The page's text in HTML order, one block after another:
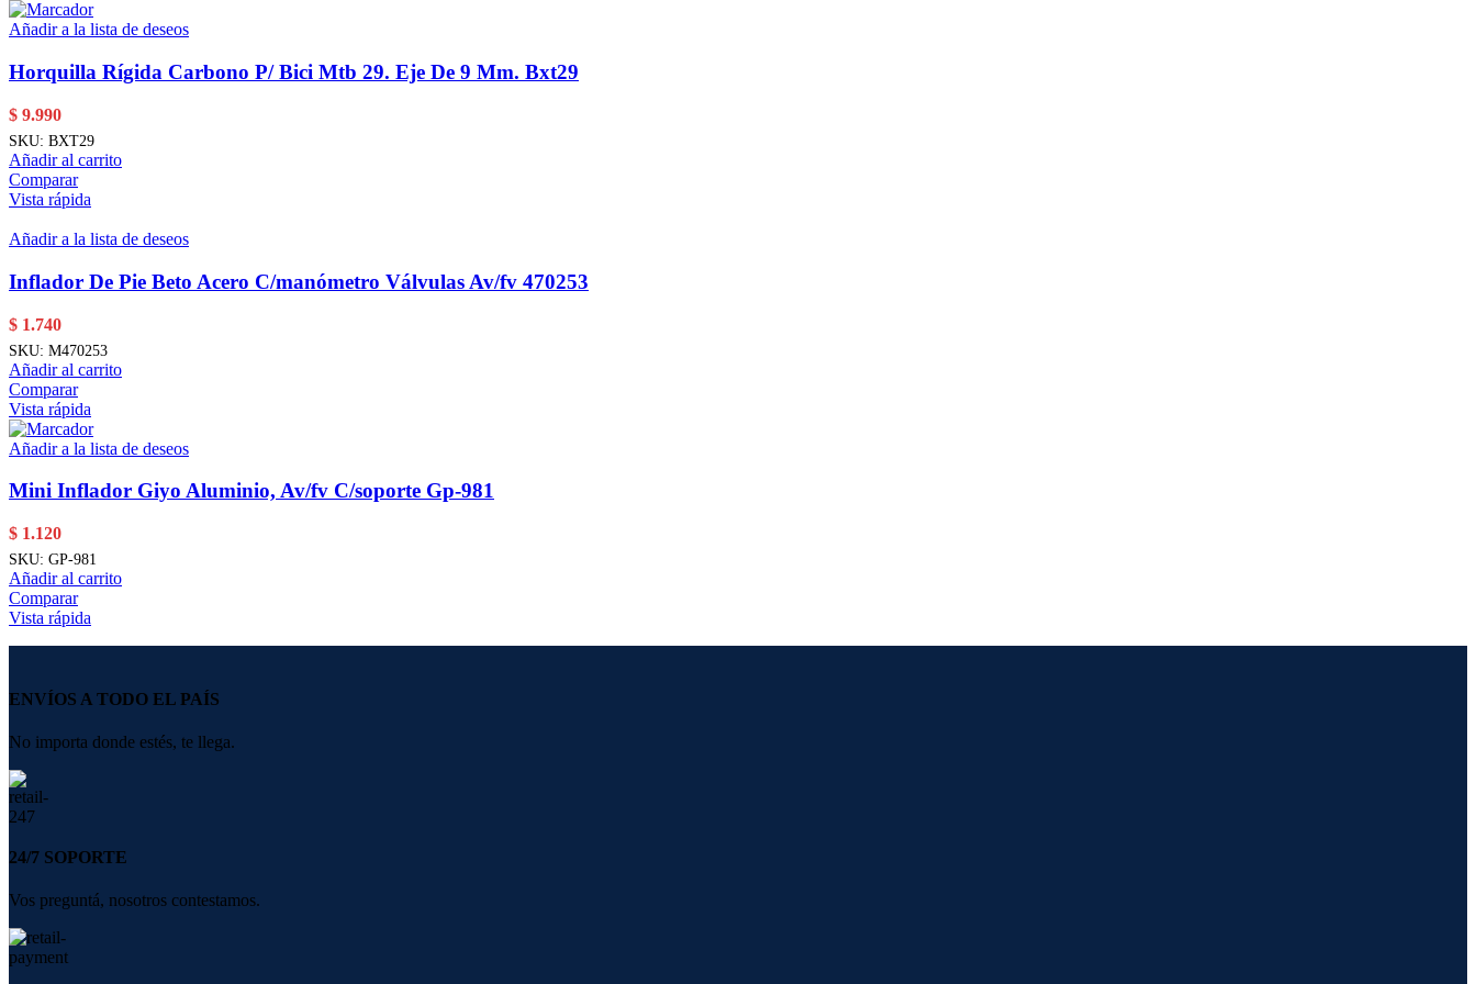
Añadir a la lista de deseos
Horquilla Rígida Carbono P/ Bici Mtb 29. Eje De 9 Mm. Bxt29
$ 9.990
SKU: BXT29
Añadir al carrito
Comparar
Vista rápida
Añadir a la lista de deseos
Inflador De Pie Beto Acero C/manómetro Válvulas Av/fv 470253
$ 1.740
SKU: M470253
Añadir al carrito
Comparar
Vista rápida
Añadir a la lista de deseos
Mini Inflador Giyo Aluminio, Av/fv C/soporte Gp-981
$ 1.120
SKU: GP-981
Añadir al carrito
Comparar
Vista rápida
ENVÍOS A TODO EL PAÍS
No importa donde estés, te llega.
24/7 SOPORTE
Vos preguntá, nosotros contestamos.